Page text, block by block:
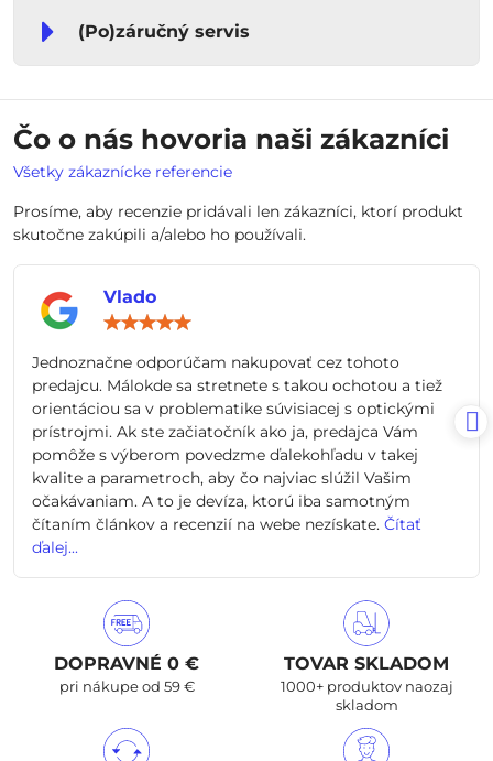
(Po)záručný servis
Čo o nás hovoria naši zákazníci
Všetky zákaznícke referencie
Prosíme, aby recenzie pridávali len zákazníci, ktorí produkt
skutočne zakúpili a/alebo ho používali.
Vlado
5
Jednoznačne odporúčam nakupovať cez tohoto
predajcu. Málokde sa stretnete s takou ochotou a tiež
orientáciou sa v problematike súvisiacej s optickými
prístrojmi. Ak ste začiatočník ako ja, predajca Vám
pomôže s výberom povedzme ďalekohľadu v takej
kvalite a parametroch, aby čo najviac slúžil Vašim
očakávaniam. A to je devíza, ktorú iba samotným
čítaním článkov a recenzií na webe nezískate. Čítať
ďalej...
DOPRAVNÉ 0 €
pri nákupe od 59 €
TOVAR SKLADOM
1000+ produktov naozaj
skladom